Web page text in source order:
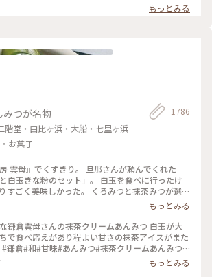
もっとみる
みつが名物
階堂・由比ヶ浜・大船・七里ヶ浜
お菓子
1786
雲母』でくずきり。 旦那さんが頼んでくれた
と白玉きな粉のセット」。 白玉を食べに行ったけ
すごく美味しかった。 くろみつと抹茶みつが選べ
待ちを想定して行ったら、30分も待たずに入れ
る特等席。 けど、席についてから出てくるまで
たので、だいたい1時間。 1時間くらいなら、並
。 #神奈川#鎌倉#茶房雲母#白玉#お
のおやつ#はじめての鎌倉
もっとみる
鎌倉雲母さんの抹茶クリームあんみつ 白玉が大
で食べ応えがあり程よい甘さの抹茶アイスがまた
鎌倉#和#甘味#あんみつ#抹茶クリームあんみつ#
もっとみる